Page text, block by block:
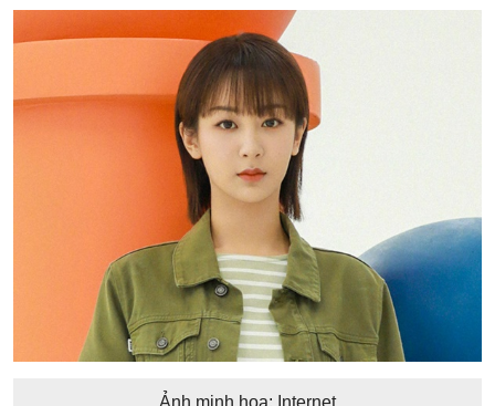
Ảnh minh họa: Internet